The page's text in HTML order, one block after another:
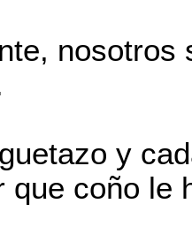
nosotros
y
que coño